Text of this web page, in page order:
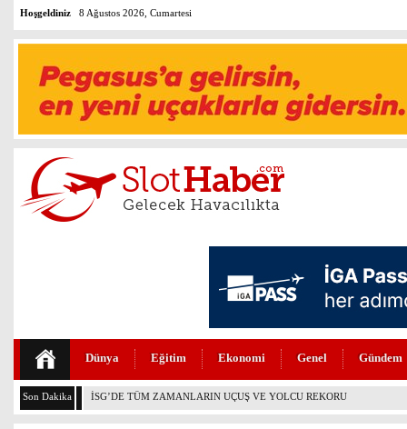
Hoşgeldiniz 8 Ağustos 2026, Cumartesi
Dünya Eğitim Ekonomi Genel Gündem
Son Dakika THY’DE TÜM ZAMANLARIN REKORU